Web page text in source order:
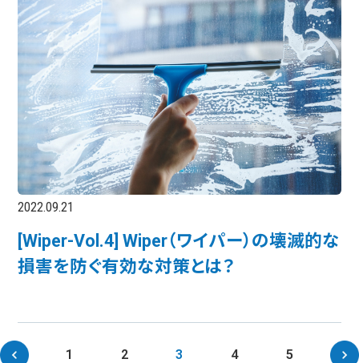
2022.09.21
[Wiper-Vol.4] Wiper（ワイパー）の壊滅的な
損害を防ぐ有効な対策とは？
1 2 3 4 5